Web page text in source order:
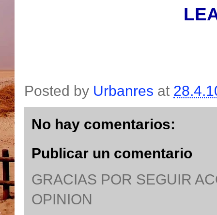
Posted by Urbanres at
No hay comentarios:
Publicar un comentario
GRACIAS POR SEGUIR
OPINION